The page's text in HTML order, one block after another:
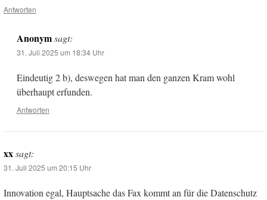
Antworten
Anonym sagt:
31. Juli 2025 um 18:34 Uhr
Eindeutig 2 b), deswegen hat man den ganzen Kram wohl
überhaupt erfunden.
Antworten
xxsagt:
31. Juli 2025 um 20:15 Uhr
Innovation egal, Hauptsache das Fax kommt an für die Datenschutz